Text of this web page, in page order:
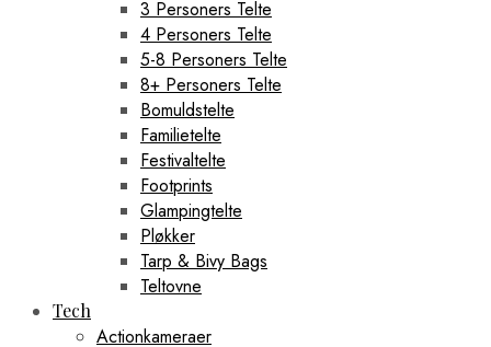
3 Personers Telte
4 Personers Telte
5-8 Personers Telte
8+ Personers Telte
Bomuldstelte
Familietelte
Festivaltelte
Footprints
Glampingtelte
Pløkker
Tarp & Bivy Bags
Teltovne
Tech
Actionkameraer